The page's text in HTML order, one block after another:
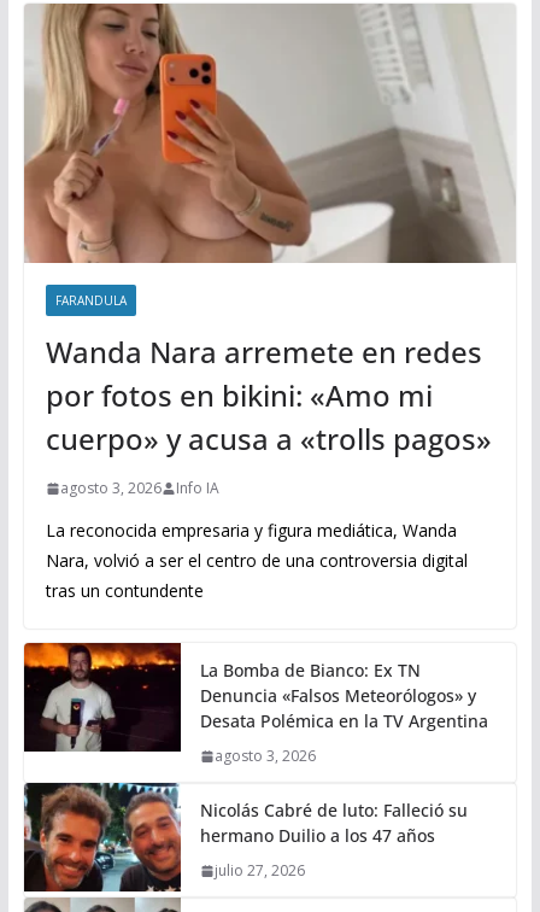
FARANDULA
Wanda Nara arremete en redes
por fotos en bikini: «Amo mi
cuerpo» y acusa a «trolls pagos»
agosto 3, 2026 Info IA
La reconocida empresaria y figura mediática, Wanda
Nara, volvió a ser el centro de una controversia digital
tras un contundente
La Bomba de Bianco: Ex TN
Denuncia «Falsos Meteorólogos» y
Desata Polémica en la TV Argentina
agosto 3, 2026
Nicolás Cabré de luto: Falleció su
hermano Duilio a los 47 años
julio 27, 2026